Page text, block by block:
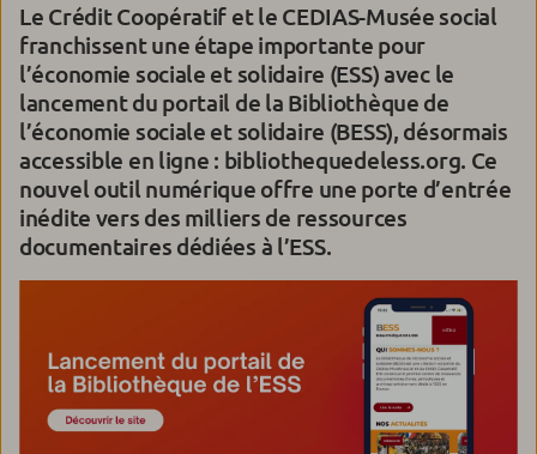
Le Crédit Coopératif et le CEDIAS-Musée social
franchissent une étape importante pour
l’économie sociale et solidaire (ESS) avec le
lancement du portail de la Bibliothèque de
l’économie sociale et solidaire (BESS), désormais
accessible en ligne : bibliothequedeless.org. Ce
nouvel outil numérique offre une porte d’entrée
inédite vers des milliers de ressources
documentaires dédiées à l’ESS.